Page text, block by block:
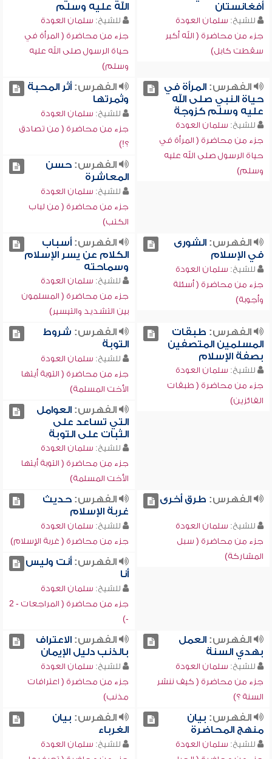
أفغانستان
للشيخ: سلمان العودة
جزء من محاضرة ( الله أكبر
سقطت كابل)
الله عليه وسلم
للشيخ: سلمان العودة
جزء من محاضرة ( المرأة في
حياة الرسول صلى الله عليه
وسلم)
الفهرس:المرأة في
حياة النبي صلى الله
عليه وسلم كزوجة
للشيخ: سلمان العودة
جزء من محاضرة ( المرأة في
حياة الرسول صلى الله عليه
وسلم)
الفهرس:أثر المحبة
وثمرتها
للشيخ: سلمان العودة
جزء من محاضرة ( من تصادق
؟!)
الفهرس:حسن
المعاشرة
للشيخ: سلمان العودة
جزء من محاضرة ( من لباب
الكتب)
الفهرس:الشورى
في الإسلام
للشيخ: سلمان العودة
جزء من محاضرة ( أسئلة
وأجوبة)
الفهرس:أسباب
الكلام عن يسر الإسلام
وسماحته
للشيخ: سلمان العودة
جزء من محاضرة ( المسلمون
بين التشديد والتيسير)
الفهرس: طبقات
المسلمين المتصفين
بصفة الإسلام
للشيخ: سلمان العودة
جزء من محاضرة ( طبقات
الفائزين)
الفهرس: شروط
التوبة
للشيخ: سلمان العودة
جزء من محاضرة ( التوبة أيتها
الأخت المسلمة)
الفهرس:العوامل
التي تساعد على
الثبات على التوبة
للشيخ: سلمان العودة
جزء من محاضرة ( التوبة أيتها
الأخت المسلمة)
الفهرس: طرق أخرى
للشيخ: سلمان العودة
جزء من محاضرة ( سبل
المشاركة)
الفهرس:حديث
غربة الإسلام
للشيخ: سلمان العودة
جزء من محاضرة ( غربة الإسلام)
الفهرس:أنت وليس
أنا
للشيخ: سلمان العودة
جزء من محاضرة ( المراجعات - 2
-)
الفهرس:العمل
بهدي السنة
للشيخ: سلمان العودة
جزء من محاضرة ( كيف ننشر
السنة ؟)
الفهرس:الاعتراف
بالذنب دليل الإيمان
للشيخ: سلمان العودة
جزء من محاضرة ( اعترافات
مذنب)
الفهرس: بيان
منهج المحاضرة
للشيخ: سلمان العودة
الفهرس: بيان
الغرباء
للشيخ: سلمان العودة